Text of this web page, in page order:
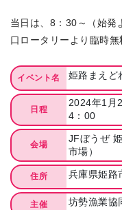
当日は、8：30～（始発
口ロータリーより臨時無
イベント名 姫路まえど
日程
2024年1月
4：00
会場
JFぼうぜ
市場）
住所 兵庫県姫路
主催 坊勢漁業協